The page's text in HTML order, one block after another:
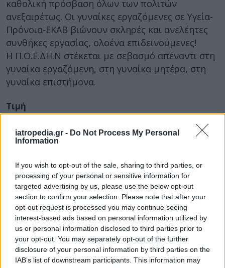
iatropedia.gr - Do Not Process My Personal
Information
If you wish to opt-out of the sale, sharing to third parties, or
processing of your personal or sensitive information for
targeted advertising by us, please use the below opt-out
section to confirm your selection. Please note that after your
opt-out request is processed you may continue seeing
interest-based ads based on personal information utilized by
us or personal information disclosed to third parties prior to
your opt-out. You may separately opt-out of the further
disclosure of your personal information by third parties on the
IAB’s list of downstream participants. This information may
καθολική πρόσβαση όλων των πολιτών
ανεξαιρέτως. Οι γυναίκες εργαζόμενες σε Υγεία-
Πρόνοια-ΕΚΑΒ βιώνουν σκληρές και ανελέητες
συνθήκες εργασίας, ολοένα επιδεινούμενες!
Η Π.Ο.Ε.ΔΗ.Ν στέκεται με σεβασμό απέναντι στη
γυναίκα εργαζόμενη, στη γυναίκα μητέρα, στη
γυναίκα επιστήμονα.
Τιμή
Τιμούμε τον πολλαπλό ρόλο της γυναίκας και
τους διαχρονικούς αγώνες της για την αποδοχή
πολυδιάστατη προσφορά της σε όλους τους
τομείς – Κοινωνία, Πολιτική, Οικονομία,
Συνδικαλισμό, Οικογένεια, Εθελοντισμό…
Συνεχίζουμε τον αγώνα μας για βελτίωση των
συνθηκών εργασίας, προσλήψεις σε Υγεία-
Πρόνοια-ΕΚΑΒ, αύξηση της χρηματοδότησης,
αξιοπρεπείς μισθούς και συντάξεις!